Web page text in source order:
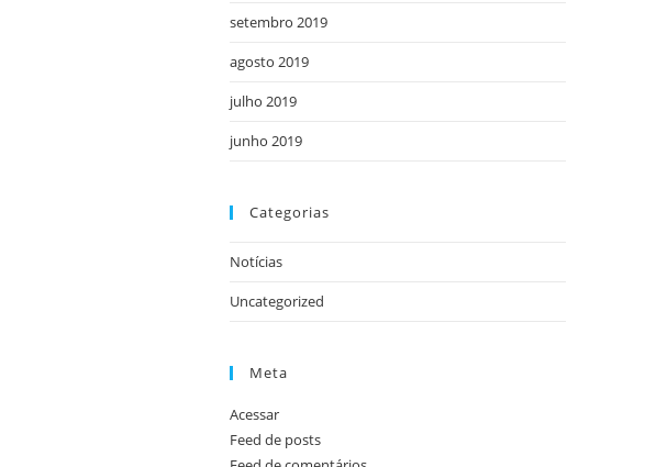
setembro 2019
agosto 2019
julho 2019
junho 2019
Categorias
Notícias
Uncategorized
Meta
Acessar
Feed de posts